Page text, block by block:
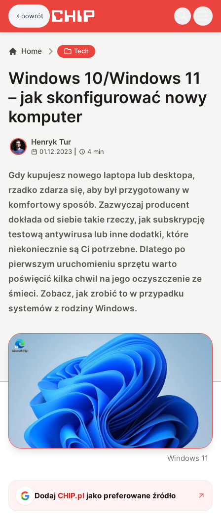
powrót
Home Tech
Windows 10/Windows 11
– jak skonfigurować nowy
komputer
H
Henryk Tur
01.12.2023 4 min
Gdy kupujesz nowego laptopa lub desktopa,
rzadko zdarza się, aby był przygotowany w
komfortowy sposób. Zazwyczaj producent
dokłada od siebie takie rzeczy, jak subskrypcję
testową antywirusa lub inne dodatki, które
niekoniecznie są Ci potrzebne. Dlatego po
pierwszym uruchomieniu sprzętu warto
poświęcić kilka chwil na jego oczyszczenie ze
śmieci. Zobacz, jak zrobić to w przypadku
systemów z rodziny Windows.
Windows 11
DodajCHIP.pl jako preferowane źródło